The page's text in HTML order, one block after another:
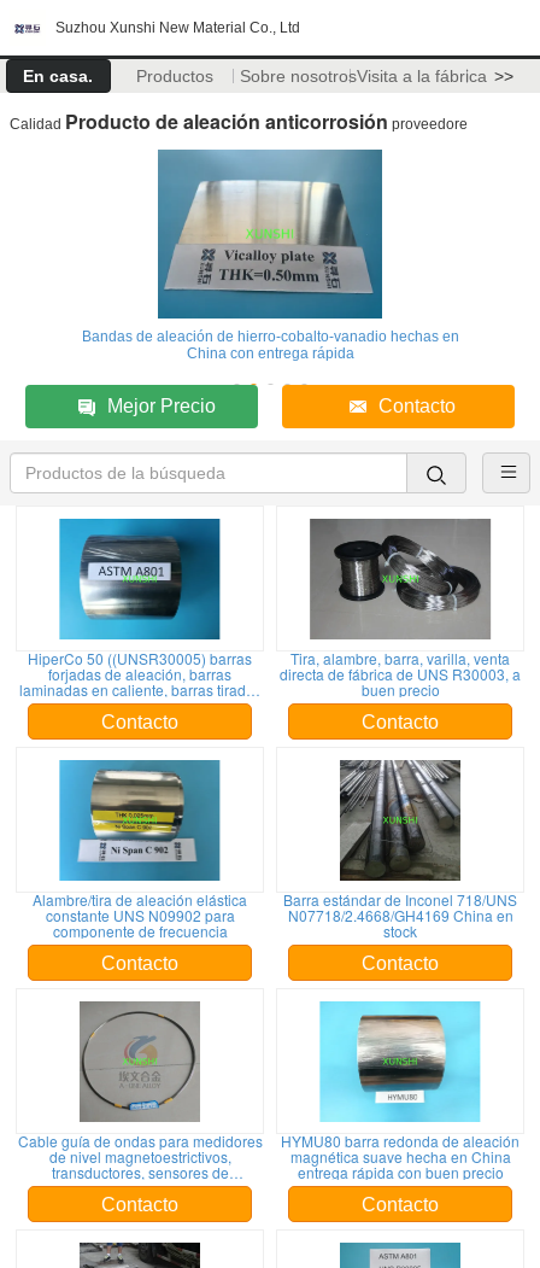
Suzhou Xunshi New Material Co., Ltd
En casa. Productos Sobre nosotrosVisita a la fábrica >>
Calidad Producto de aleación anticorrosión proveedore
Bandas de aleación de hierro-cobalto-vanadio hechas en
China con entrega rápida
Mejor Precio Contacto
HiperCo 50 ((UNSR30005) barras
forjadas de aleación, barras
laminadas en caliente, barras tiradas
en frío, alambre tirado en frío
Contacto
Tira, alambre, barra, varilla, venta
directa de fábrica de UNS R30003, a
buen precio
Contacto
Alambre/tira de aleación elástica
constante UNS N09902 para
componente de frecuencia
Contacto
Barra estándar de Inconel 718/UNS
N07718/2.4668/GH4169 China en
stock
Contacto
Cable guía de ondas para medidores
de nivel magnetoestrictivos,
transductores, sensores de
desplazamiento
Contacto
HYMU80 barra redonda de aleación
magnética suave hecha en China
entrega rápida con buen precio
Contacto